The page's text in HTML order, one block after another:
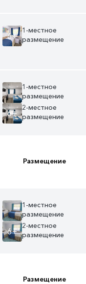
6+
1-местное
размещение
1-местное
размещение
6+
2-местное
размещение
Размещение
1-местное
размещение
6+
2-местное
размещение
Размещение